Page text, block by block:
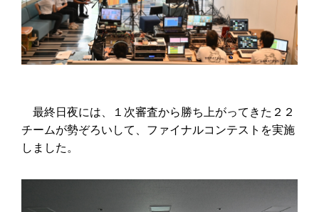
最終日夜には、１次審査から勝ち上がってきた２２
チームが勢ぞろいして、ファイナルコンテストを実施
しました。